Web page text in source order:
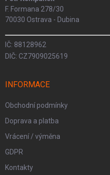
F. Formana 278/30
70030 Ostrava - Dubina
IČ: 88128962
DIČ: CZ7909025619
INFORMACE
Obchodní podmínky
Doprava a platba
Vrácení / výměna
GDPR
Kontakty